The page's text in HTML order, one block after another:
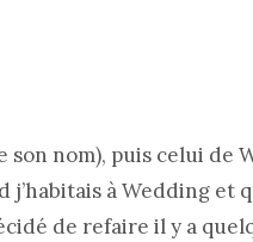
son nom), puis celui de
j’habitais à Wedding et
de refaire il y a